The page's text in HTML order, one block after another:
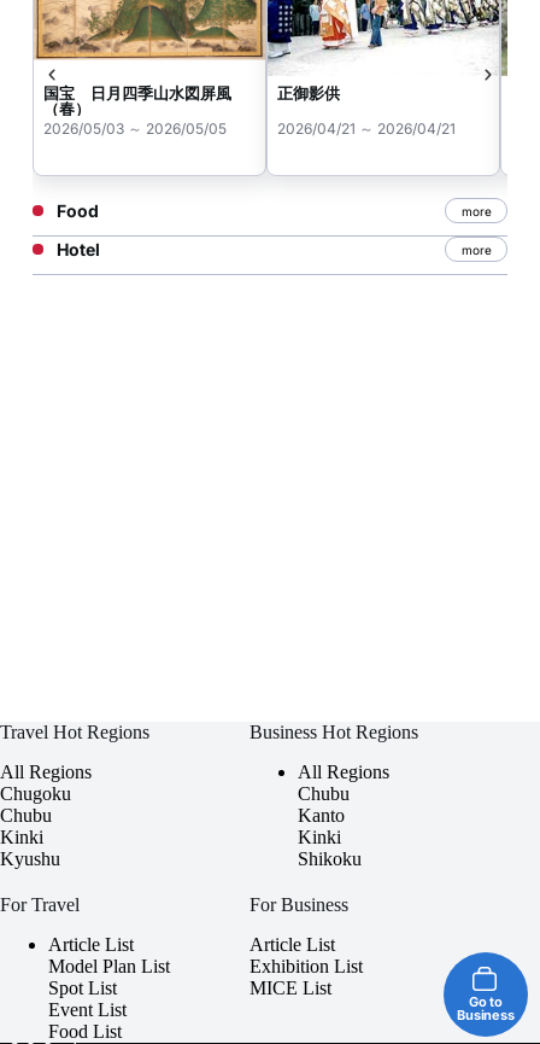
国宝 日月四季山水図屏風
（春）
2026/05/03 ～ 2026/05/05
正御影供
2026/04/21 ～ 2026/04/21
Food more
Hotel more
Go to
Business
Travel Hot Regions
All Regions
Chugoku
Chubu
Kinki
Kyushu
Business Hot Regions
All Regions
Chubu
Kanto
Kinki
Shikoku
For Travel
Article List
Model Plan List
Spot List
Event List
Food List
For Business
Article List
Exhibition List
MICE List